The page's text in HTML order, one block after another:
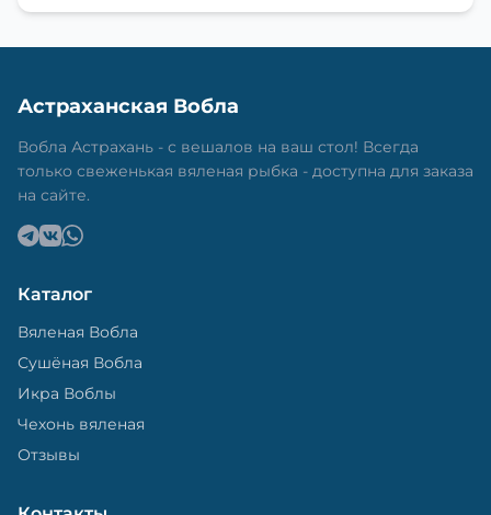
Астраханская Вобла
Вобла Астрахань - с вешалов на ваш стол! Всегда
только свеженькая вяленая рыбка - доступна для заказа
на сайте.
Каталог
Вяленая Вобла
Сушёная Вобла
Икра Воблы
Чехонь вяленая
Отзывы